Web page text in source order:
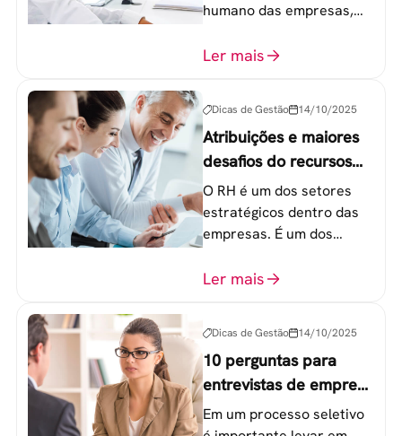
humano das empresas,
colaboradores na faixa de
Ler mais
Dicas de Gestão 14/10/2025
Atribuições e maiores
desafios do recursos
humanos em uma
empresa
O RH é um dos setores
estratégicos dentro das
empresas. É um dos
o atingimento das metas
Ler mais
Dicas de Gestão 14/10/2025
10 perguntas para
entrevistas de emprego
que recrutadores não
Em um processo seletivo